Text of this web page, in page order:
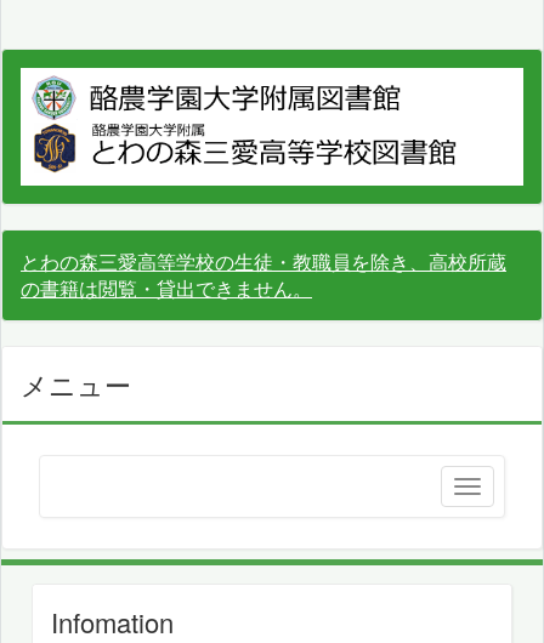
とわの森三愛高等学校の生徒・教職員を除き、高校所蔵
の書籍は閲覧・貸出できません。
メニュー
Infomation